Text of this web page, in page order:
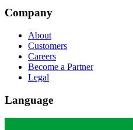
Company
About
Customers
Careers
Become a Partner
Legal
Language